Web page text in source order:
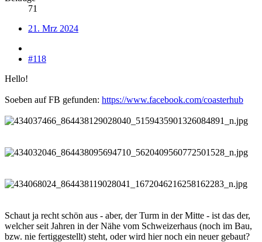
71
21. Mrz 2024
#118
Hello!
Soeben auf FB gefunden: https://www.facebook.com/coasterhub
Schaut ja recht schön aus - aber, der Turm in der Mitte - ist das der,
welcher seit Jahren in der Nähe vom Schweizerhaus (noch im Bau,
bzw. nie fertiggestellt) steht, oder wird hier noch ein neuer gebaut?